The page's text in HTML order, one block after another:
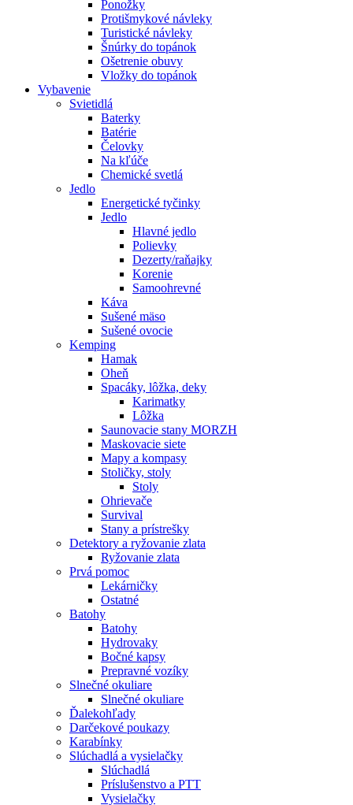
Ponožky
Protišmykové návleky
Turistické návleky
Šnúrky do topánok
Ošetrenie obuvy
Vložky do topánok
Vybavenie
Svietidlá
Baterky
Batérie
Čelovky
Na kľúče
Chemické svetlá
Jedlo
Energetické tyčinky
Jedlo
Hlavné jedlo
Polievky
Dezerty/raňajky
Korenie
Samoohrevné
Káva
Sušené mäso
Sušené ovocie
Kemping
Hamak
Oheň
Spacáky, lôžka, deky
Karimatky
Lôžka
Saunovacie stany MORZH
Maskovacie siete
Mapy a kompasy
Stoličky, stoly
Stoly
Ohrievače
Survival
Stany a prístrešky
Detektory a ryžovanie zlata
Ryžovanie zlata
Prvá pomoc
Lekárničky
Ostatné
Batohy
Batohy
Hydrovaky
Bočné kapsy
Prepravné vozíky
Slnečné okuliare
Slnečné okuliare
Ďalekohľady
Darčekové poukazy
Karabínky
Slúchadlá a vysielačky
Slúchadlá
Príslušenstvo a PTT
Vysielačky